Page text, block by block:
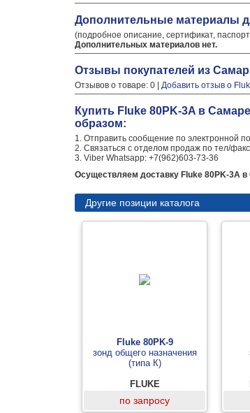
Дополнительные материалы
(подробное описание, сертификат,
Дополнительных материалов нет.
Отзывы покупателей из
Отзывов о товаре: 0 | Добавить отзыв о
Купить Fluke 80PK-3A в
образом:
1. Отправить сообщение по электронной
2. Связаться с отделом продаж по тел/
3. Viber Whatsapp: +7(962)603-73-36
Осуществляем доставку Fluke 80PK-3A
Другие позиции каталога
Fluke 80PK-9
зонд общего назначения
(типа К)
FLUKE
по запросу